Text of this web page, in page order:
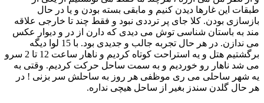
طبقات این غارها دیدن کنیم و ‏مابقی بسته بودن و یا در حال
بازسازی بودن. کلا جای پر ترددی نبود و فقط چند تا خارجی علاقه
مند به باستان شناسی ‏توش می دیدی که دارن از در و دیوار عکس
می ندازن. در هر حال تجربه جالب و جدیدی بود. با 15 لوا دیگه
برگشتیم هتل ‏و یه استراحت کوتاه کردیم و ناهار ساعت 12 تا 2 سرو
می شد ناهار رو خوردیم و به سمت ساحل حرکت کردیم. وقتی به
‏یه شهر ساحلی می ری موظفی هر روز به ساحلش سر بزنی ! در
هر حال گلدن سندز بغیر از ساحل هیچی نداره.‏